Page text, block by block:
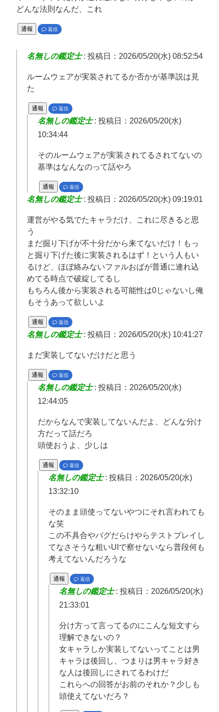
どんな法則なんだ、これ
通報 返信
名無しの鑑定士: 投稿日：2026/05/20(水) 08:52:54
ルームウェアが実装されてるか否かが基準説は見
た
通報 返信
名無しの鑑定士: 投稿日：2026/05/20(水)
10:34:44
そのルームウェアが実装されてるされてないの
基準はなんなのって話やろ
通報 返信
名無しの鑑定士: 投稿日：2026/05/20(水) 09:19:01
運営がやる気でたキャラだけ、これに尽きると思
う
まだ掘り下げが不十分だから来てないだけ！もっ
と掘り下げた後に実装されるはず！という人もい
るけど、ほぼ絡みないファルおばが普通に連れ込
めてる時点で破綻してるし
もちろん後から実装される可能性は0じゃないし俺
もそうあって欲しいよ
通報 返信
名無しの鑑定士: 投稿日：2026/05/20(水) 10:41:27
まだ実装してないだけだと思う
通報 返信
名無しの鑑定士: 投稿日：2026/05/20(水)
12:44:05
だからなんで実装してないんだよ、どんな分け
方だって話だろ
頭使おうよ、少しは
通報 返信
名無しの鑑定士: 投稿日：2026/05/20(水)
13:32:10
そのまま頭使ってないやつにそれ言われても
な笑
この不具合やバグだらけやらテストプレイし
てなさそうな粗いUIで察せないなら普段何も
考えてないんだろうな
通報 返信
名無しの鑑定士: 投稿日：2026/05/20(水)
21:33:01
分け方って言ってるのにこんな短文すら
理解できないの？
女キャラしか実装してないってことは男
キャラは後回し、つまりは男キャラ好き
な人は後回しにされてるわけだ
これらへの回答がお前のそれか？少しも
頭使えてないだろ？